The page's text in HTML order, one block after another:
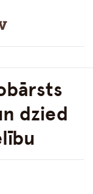
dzied